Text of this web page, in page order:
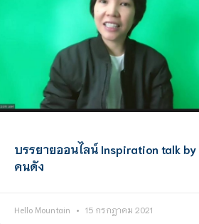
บรรยาย​ออนไลน์ Inspiration​ talk​ by​
คนดัง
Hello Mountain 15 กรกฎาคม 2021